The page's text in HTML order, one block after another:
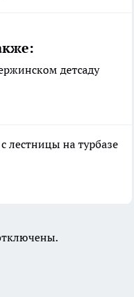
детсаду
лестницы на турбазе